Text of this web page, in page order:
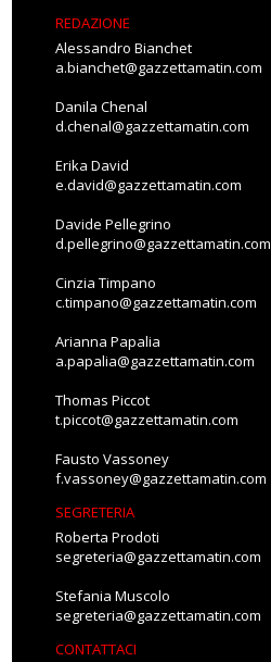
REDAZIONE
Alessandro Bianchet
a.bianchet@gazzettamatin.com
Danila Chenal
d.chenal@gazzettamatin.com
Erika David
e.david@gazzettamatin.com
Davide Pellegrino
d.pellegrino@gazzettamatin.com
Cinzia Timpano
c.timpano@gazzettamatin.com
Arianna Papalia
a.papalia@gazzettamatin.com
Thomas Piccot
t.piccot@gazzettamatin.com
Fausto Vassoney
f.vassoney@gazzettamatin.com
SEGRETERIA
Roberta Prodoti
segreteria@gazzettamatin.com
Stefania Muscolo
segreteria@gazzettamatin.com
CONTATTACI